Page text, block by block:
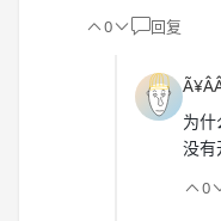
0 回复
为
没有
0